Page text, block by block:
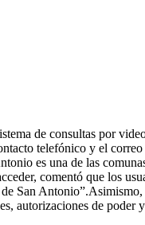
de consultas por
telefónico y el
es una de las
comentó que los
San
de poder